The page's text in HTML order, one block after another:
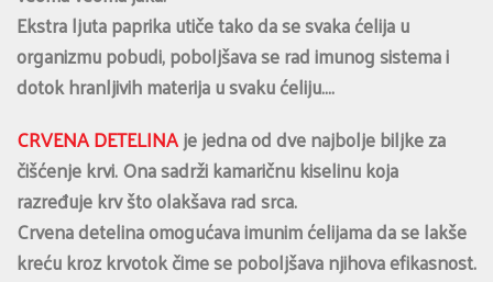
Ekstra ljuta paprika utiče tako da se svaka ćelija u
organizmu pobudi, poboljšava se rad imunog sistema i
dotok hranljivih materija u svaku ćeliju….
CRVENA DETELINAje jedna od dve najbolje biljke za
čišćenje krvi. Ona sadrži kamaričnu kiselinu koja
razređuje krv što olakšava rad srca.
Crvena detelina omogućava imunim ćelijama da se lakše
kreću kroz krvotok čime se poboljšava njihova efikasnost.